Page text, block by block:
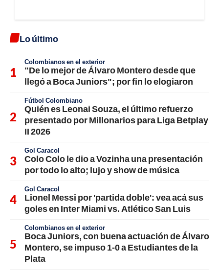
Lo último
Colombianos en el exterior
"De lo mejor de Álvaro Montero desde que
llegó a Boca Juniors"; por fin lo elogiaron
Fútbol Colombiano
Quién es Leonai Souza, el último refuerzo
presentado por Millonarios para Liga Betplay
II 2026
Gol Caracol
Colo Colo le dio a Vozinha una presentación
por todo lo alto; lujo y show de música
Gol Caracol
Lionel Messi por 'partida doble': vea acá sus
goles en Inter Miami vs. Atlético San Luis
Colombianos en el exterior
Boca Juniors, con buena actuación de Álvaro
Montero, se impuso 1-0 a Estudiantes de la
Plata